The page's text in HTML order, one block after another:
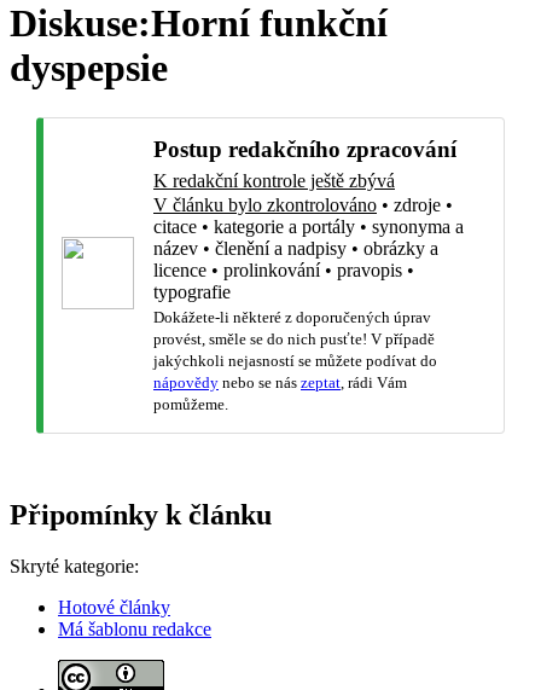
Diskuse:Horní funkční
dyspepsie
Postup redakčního zpracování
K redakční kontrole ještě zbývá
V článku bylo zkontrolováno • zdroje •
citace • kategorie a portály • synonyma a
název • členění a nadpisy • obrázky a
licence • prolinkování• pravopis •
typografie
Dokážete-li některé z doporučených úprav
provést, směle se do nich pusťte! V případě
jakýchkoli nejasností se můžete podívat do
nápovědy nebo se nás zeptat , rádi Vám
pomůžeme.
Připomínky k článku
Skryté kategorie:
Hotové články
Má šablonu redakce